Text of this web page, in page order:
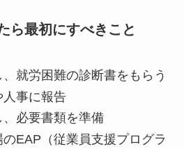
ら最初にすべきこと
就労困難の診断書をもらう
事に報告
必要書類を準備
EAP（従業員支援プログラ